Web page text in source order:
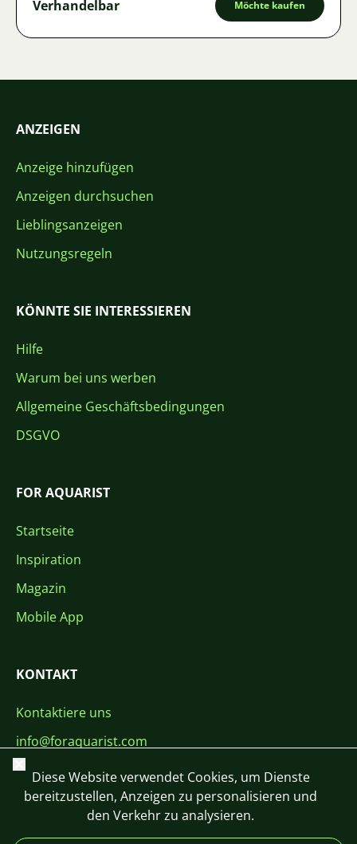
Verhandelbar Möchte kaufen
ANZEIGEN
Anzeige hinzufügen
Anzeigen durchsuchen
Lieblingsanzeigen
Nutzungsregeln
KÖNNTE SIE INTERESSIEREN
Hilfe
Warum bei uns werben
Allgemeine Geschäftsbedingungen
DSGVO
FOR AQUARIST
Startseite
Inspiration
Magazin
Mobile App
KONTAKT
Kontaktiere uns
info@foraquarist.com
+420 603 449 602
Schließen
Diese Website verwendet Cookies, um Dienste
bereitzustellen, Anzeigen zu personalisieren und
den Verkehr zu analysieren.